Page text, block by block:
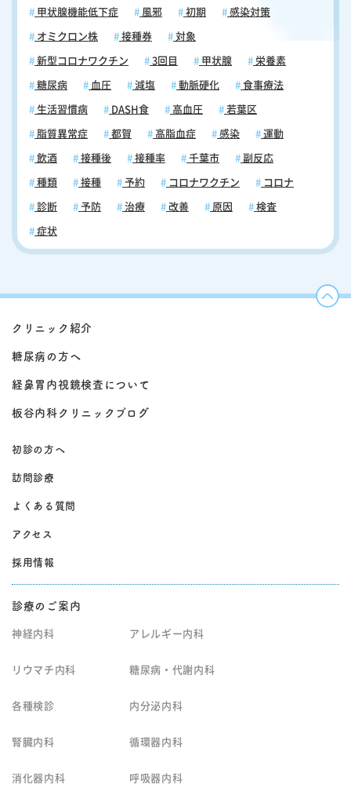
甲状腺機能低下症 風邪 初期 感染対策
オミクロン株 接種券 対象
新型コロナワクチン 3回目 甲状腺 栄養素
糖尿病 血圧 減塩 動脈硬化 食事療法
生活習慣病 DASH食 高血圧 若葉区
脂質異常症 都賀 高脂血症 感染 運動
飲酒 接種後 接種率 千葉市 副反応
種類 接種 予約 コロナワクチン コロナ
診断 予防 治療 改善 原因 検査
症状
クリニック紹介
糖尿病の方へ
経鼻胃内視鏡検査について
板谷内科クリニックブログ
初診の方へ
訪問診療
よくある質問
アクセス
採用情報
診療のご案内
神経内科 アレルギー内科
リウマチ内科 糖尿病・代謝内科
各種検診 内分泌内科
腎臓内科 循環器内科
消化器内科 呼吸器内科